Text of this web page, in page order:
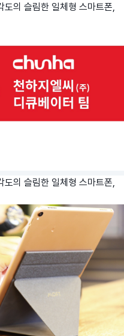
의 슬림한 일체형 스마트폰,
의 슬림한 일체형 스마트폰,